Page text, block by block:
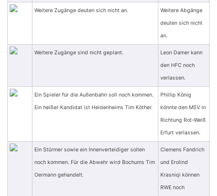
Weitere Zugänge deuten sich nicht an.
Weitere Abgänge
deuten sich nicht
an.
Weitere Zugänge sind nicht geplant.
Leon Damer kann
den HFC noch
verlassen.
Ein Spieler für die Außenbahn soll noch kommen.
Ein heißer Kandidat ist Heidenheims Tim Köther.
Phillip König
könnte den MSV in
Richtung Rot-Weiß
Erfurt verlassen.
Ein Stürmer sowie ein Innenverteidiger sollen
noch kommen. Für die Abwehr wird Bochums Tim
Oermann gehandelt.
Clemens Fandrich
und Erolind
Krasniqi können
RWE noch